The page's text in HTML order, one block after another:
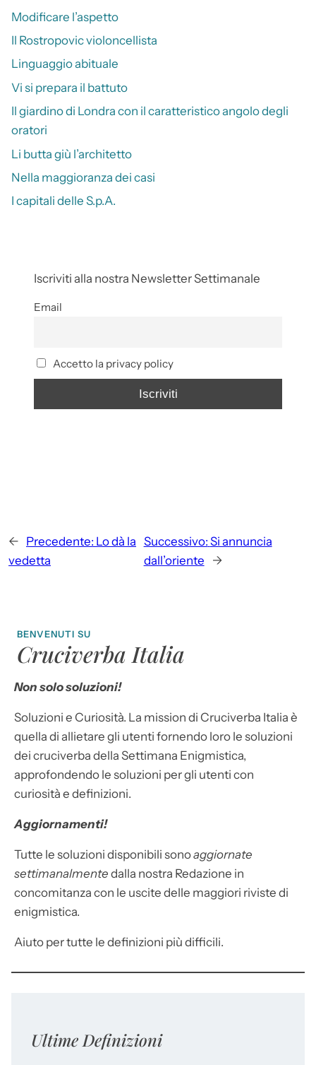
Modificare l’aspetto
Il Rostropovic violoncellista
Linguaggio abituale
Vi si prepara il battuto
Il giardino di Londra con il caratteristico angolo degli
oratori
Li butta giù l’architetto
Nella maggioranza dei casi
I capitali delle S.p.A.
Iscriviti alla nostra Newsletter Settimanale
Email
Accetto la privacy policy
← Precedente: Lo dà la
vedetta
Successivo: Si annuncia
dall’oriente
→
BENVENUTI SU
Cruciverba Italia
Non solo soluzioni!
Soluzioni e Curiosità. La mission di Cruciverba Italia è
quella di allietare gli utenti fornendo loro le soluzioni
dei cruciverba della Settimana Enigmistica,
approfondendo le soluzioni per gli utenti con
curiosità e definizioni.
Aggiornamenti!
Tutte le soluzioni disponibili sonoaggiornate
settimanalmente dalla nostra Redazione in
concomitanza con le uscite delle maggiori riviste di
enigmistica.
Aiuto per tutte le definizioni più difficili.
Ultime Definizioni